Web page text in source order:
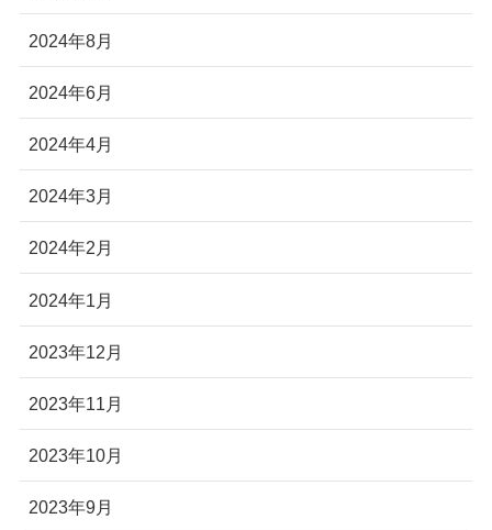
2024年8月
2024年6月
2024年4月
2024年3月
2024年2月
2024年1月
2023年12月
2023年11月
2023年10月
2023年9月